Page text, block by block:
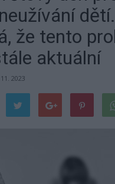
dětí.
že tento
aktuální
2023